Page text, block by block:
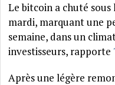
Le bitcoin a chuté sous
mardi, marquant une
semaine, dans un
investisseurs, rapporte
Après une légère